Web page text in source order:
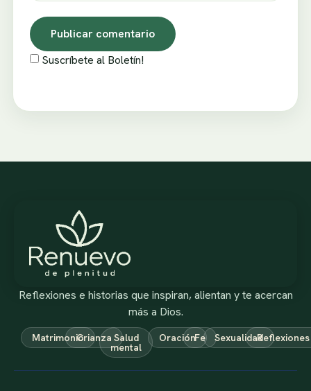
Suscríbete al Boletín!
Reflexiones e historias que inspiran, alientan y te acercan
más a Dios.
MatrimonioCrianza Salud
mental
OraciónFe SexualidadReflexiones